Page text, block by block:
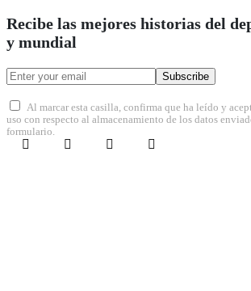
Recibe las mejores historias del
y mundial
Subscribe
Al marcar esta casilla, confirma que ha leído y
uso con respecto al almacenamiento de los datos
formulario.